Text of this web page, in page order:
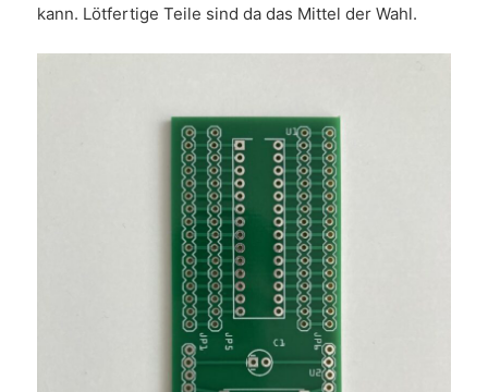
kann. Lötfertige Teile sind da das Mittel der Wahl.